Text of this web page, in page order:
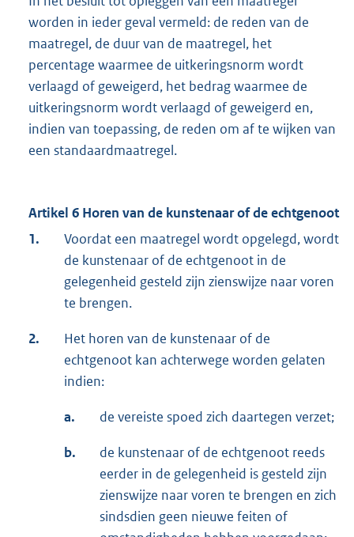
worden in ieder geval vermeld: de reden van de
maatregel, de duur van de maatregel, het
percentage waarmee de uitkeringsnorm wordt
verlaagd of geweigerd, het bedrag waarmee de
uitkeringsnorm wordt verlaagd of geweigerd en,
indien van toepassing, de reden om af te wijken van
een standaardmaatregel.
Artikel 6 Horen van de kunstenaar of de echtgenoot
1.
Voordat een maatregel wordt opgelegd, wordt
de kunstenaar of de echtgenoot in de
gelegenheid gesteld zijn zienswijze naar voren
te brengen.
2.
Het horen van de kunstenaar of de
echtgenoot kan achterwege worden gelaten
indien:
a. de vereiste spoed zich daartegen verzet;
b.
de kunstenaar of de echtgenoot reeds
eerder in de gelegenheid is gesteld zijn
zienswijze naar voren te brengen en zich
sindsdien geen nieuwe feiten of